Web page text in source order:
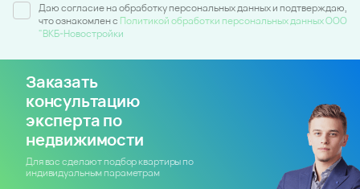
Даю согласие на обработку персональных данных и подтверждаю,
что ознакомлен c Политикой обработки персональных данных ООО
"ВКБ-Новостройки
Заказать
консультацию
эксперта по
недвижимости
Для вас сделают подбор квартиры по
индивидуальным параметрам